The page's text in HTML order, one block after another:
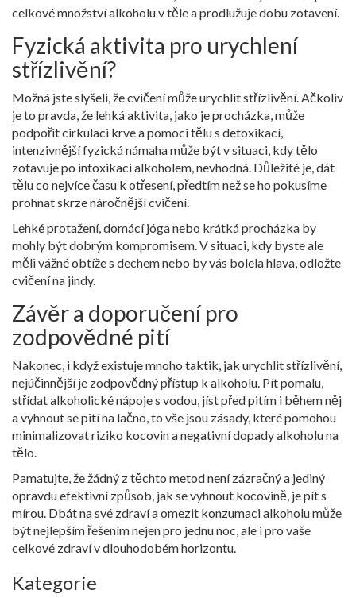
celkové množství alkoholu v těle a prodlužuje dobu zotavení.
Fyzická aktivita pro urychlení
střízlivění?
Možná jste slyšeli, že cvičení může urychlit střízlivění. Ačkoliv
je to pravda, že lehká aktivita, jako je procházka, může
podpořit cirkulaci krve a pomoci tělu s detoxikací,
intenzivnější fyzická námaha může být v situaci, kdy tělo
zotavuje po intoxikaci alkoholem, nevhodná. Důležité je, dát
tělu co nejvíce času k otřesení, předtím než se ho pokusíme
prohnat skrze náročnější cvičení.
Lehké protažení, domácí jóga nebo krátká procházka by
mohly být dobrým kompromisem. V situaci, kdy byste ale
měli vážné obtíže s dechem nebo by vás bolela hlava, odložte
cvičení na jindy.
Závěr a doporučení pro
zodpovědné pití
Nakonec, i když existuje mnoho taktik, jak urychlit střízlivění,
nejúčinnější je zodpovědný přístup k alkoholu. Pít pomalu,
střídat alkoholické nápoje s vodou, jíst před pitím i během něj
a vyhnout se pití na lačno, to vše jsou zásady, které pomohou
minimalizovat riziko kocovin a negativní dopady alkoholu na
tělo.
Pamatujte, že žádný z těchto metod není zázračný a jediný
opravdu efektivní způsob, jak se vyhnout kocovině, je pít s
mírou. Dbát na své zdraví a omezit konzumaci alkoholu může
být nejlepším řešením nejen pro jednu noc, ale i pro vaše
celkové zdraví v dlouhodobém horizontu.
Kategorie